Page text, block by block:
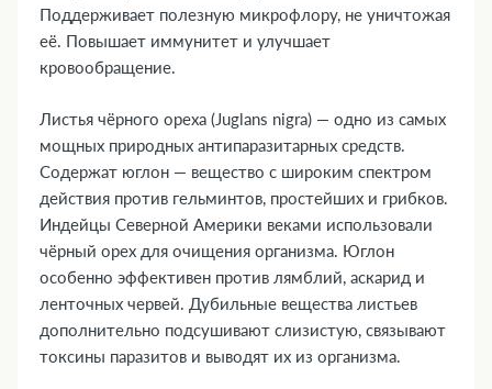
Поддерживает полезную микрофлору, не уничтожая
её. Повышает иммунитет и улучшает
кровообращение.
Листья чёрного ореха (Juglans nigra) — одно из самых
мощных природных антипаразитарных средств.
Содержат юглон — вещество с широким спектром
действия против гельминтов, простейших и грибков.
Индейцы Северной Америки веками использовали
чёрный орех для очищения организма. Юглон
особенно эффективен против лямблий, аскарид и
ленточных червей. Дубильные вещества листьев
дополнительно подсушивают слизистую, связывают
токсины паразитов и выводят их из организма.